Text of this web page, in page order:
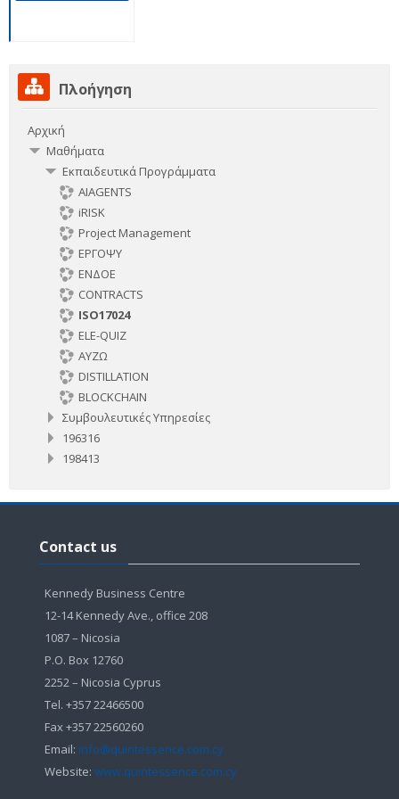
Παράλειψη
ΠλοήγησηΠλοήγηση
Αρχική
Μαθήματα
Εκπαιδευτικά Προγράμματα
AIAGENTS
iRISK
Project Management
ΕΡΓΟΨΥ
ΕΝΔΟΕ
CONTRACTS
ISO17024
ELE-QUIZ
ΑΥΖΩ
DISTILLATION
BLOCKCHAIN
Συμβουλευτικές Υπηρεσίες
196316
198413
Contact us
Kennedy Business Centre
12-14 Kennedy Ave., office 208
1087 – Nicosia
P.O. Box 12760
2252 – Nicosia Cyprus
Tel. +357 22466500
Fax +357 22560260
Email: info@quintessence.com.cy
Website: www.quintessence.com.cy